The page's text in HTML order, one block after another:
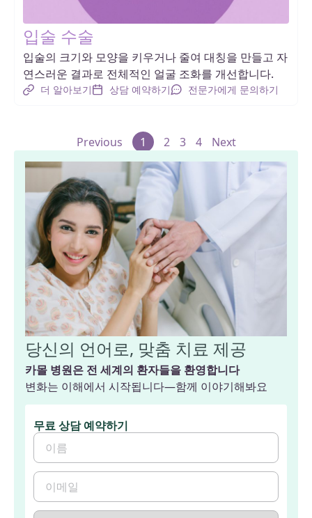
입술 수술
입술의 크기와 모양을 키우거나 줄여 대칭을 만들고 자
연스러운 결과로 전체적인 얼굴 조화를 개선합니다.
더 알아보기 상담 예약하기 전문가에게 문의하기
Previous 1 2 3 4 Next
당신의 언어로, 맞춤 치료 제공
카몰 병원은 전 세계의 환자들을 환영합니다
변화는 이해에서 시작됩니다—함께 이야기해봐요
무료 상담 예약하기